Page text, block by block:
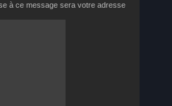
à ce message sera votre adresse